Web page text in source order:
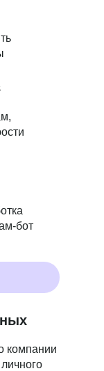
бот
компании